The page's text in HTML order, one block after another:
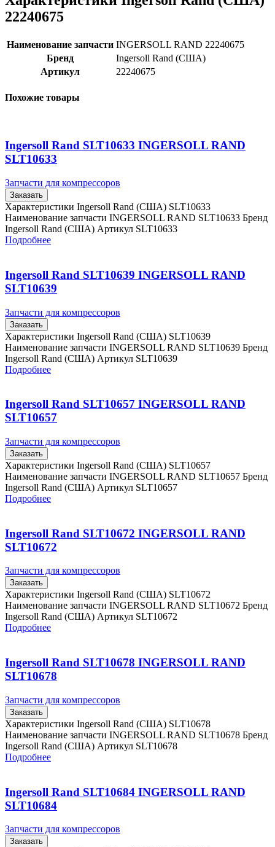
22240675
Наименование запчасти INGERSOLL RAND 22240675
Бренд
Ingersoll Rand (США)
Артикул
22240675
Похожие товары
Ingersoll Rand SLT10633 INGERSOLL RAND
SLT10633
Запчасти для компрессоров
Заказать
Характеристики Ingersoll Rand (США) SLT10633
Наименование запчасти INGERSOLL RAND SLT10633 Бренд
Ingersoll Rand (США) Артикул SLT10633
Подробнее
Ingersoll Rand SLT10639 INGERSOLL RAND
SLT10639
Запчасти для компрессоров
Заказать
Характеристики Ingersoll Rand (США) SLT10639
Наименование запчасти INGERSOLL RAND SLT10639 Бренд
Ingersoll Rand (США) Артикул SLT10639
Подробнее
Ingersoll Rand SLT10657 INGERSOLL RAND
SLT10657
Запчасти для компрессоров
Заказать
Характеристики Ingersoll Rand (США) SLT10657
Наименование запчасти INGERSOLL RAND SLT10657 Бренд
Ingersoll Rand (США) Артикул SLT10657
Подробнее
Ingersoll Rand SLT10672 INGERSOLL RAND
SLT10672
Запчасти для компрессоров
Заказать
Характеристики Ingersoll Rand (США) SLT10672
Наименование запчасти INGERSOLL RAND SLT10672 Бренд
Ingersoll Rand (США) Артикул SLT10672
Подробнее
Ingersoll Rand SLT10678 INGERSOLL RAND
SLT10678
Запчасти для компрессоров
Заказать
Характеристики Ingersoll Rand (США) SLT10678
Наименование запчасти INGERSOLL RAND SLT10678 Бренд
Ingersoll Rand (США) Артикул SLT10678
Подробнее
Ingersoll Rand SLT10684 INGERSOLL RAND
SLT10684
Запчасти для компрессоров
Заказать